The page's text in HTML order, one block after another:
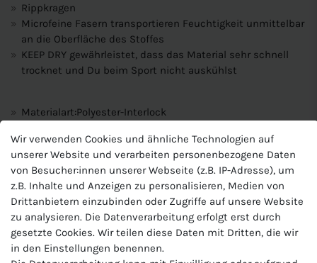
Rippkragen
Microfeine Fasern transportieren Feuchtigkeit unmittelbar
an die Oberfläche des Stoffes
KEEP DRY gewährleistet, dass das Material sehr schnell
trocknet und Du beim Sport nicht auskühlst
Materialart:Polyester-Interlock
Produktnummer
J-4233-K
Hersteller
Jako
EU-Verantwortlicher
JAKO AG, Amtstrasse 82 , 74673 Mulfingen , Deutschland,
Wir verwenden Cookies und ähnliche Technologien auf
unserer Website und verarbeiten personenbezogene Daten
von Besucher:innen unserer Webseite (z.B. IP-Adresse), um
z.B. Inhalte und Anzeigen zu personalisieren, Medien von
Drittanbietern einzubinden oder Zugriffe auf unsere Website
zu analysieren. Die Datenverarbeitung erfolgt erst durch
gesetzte Cookies. Wir teilen diese Daten mit Dritten, die wir
in den Einstellungen benennen.